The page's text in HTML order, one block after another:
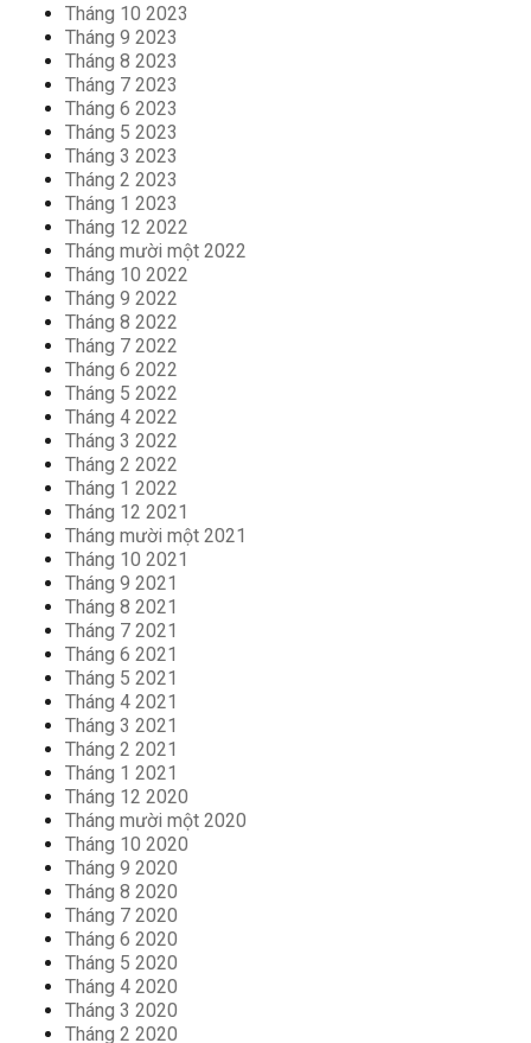
Tháng 10 2023
Tháng 9 2023
Tháng 8 2023
Tháng 7 2023
Tháng 6 2023
Tháng 5 2023
Tháng 3 2023
Tháng 2 2023
Tháng 1 2023
Tháng 12 2022
Tháng mười một 2022
Tháng 10 2022
Tháng 9 2022
Tháng 8 2022
Tháng 7 2022
Tháng 6 2022
Tháng 5 2022
Tháng 4 2022
Tháng 3 2022
Tháng 2 2022
Tháng 1 2022
Tháng 12 2021
Tháng mười một 2021
Tháng 10 2021
Tháng 9 2021
Tháng 8 2021
Tháng 7 2021
Tháng 6 2021
Tháng 5 2021
Tháng 4 2021
Tháng 3 2021
Tháng 2 2021
Tháng 1 2021
Tháng 12 2020
Tháng mười một 2020
Tháng 10 2020
Tháng 9 2020
Tháng 8 2020
Tháng 7 2020
Tháng 6 2020
Tháng 5 2020
Tháng 4 2020
Tháng 3 2020
Tháng 2 2020